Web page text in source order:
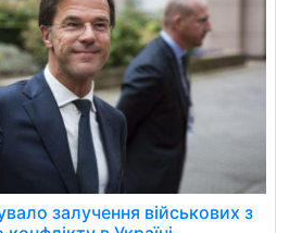
залучення військових з